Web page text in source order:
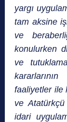
yargı
tam aksine
ve
konulurken
ve
faaliyetler ile
ve
idari